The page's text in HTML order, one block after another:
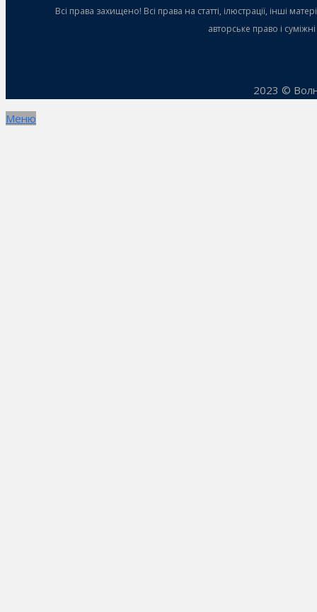
Всі права захищено! Всі права на статті, ілюстрації, інші
авторське право і
2023 ©
Меню